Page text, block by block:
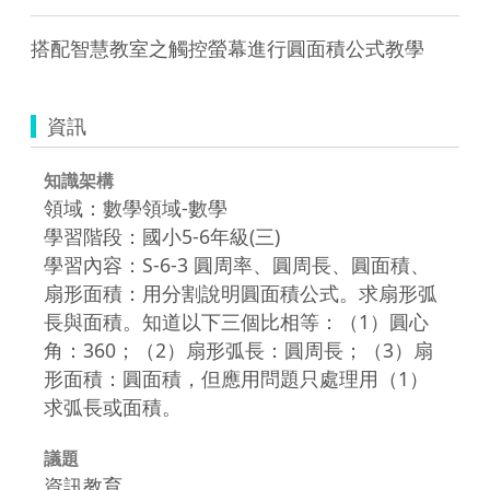
搭配智慧教室之觸控螢幕進行圓面積公式教學
資訊
知識架構
領域：數學領域-數學
學習階段：國小5-6年級(三)
學習內容：S-6-3 圓周率、圓周長、圓面積、
扇形面積：用分割說明圓面積公式。求扇形弧
長與面積。知道以下三個比相等：（1）圓心
角：360；（2）扇形弧長：圓周長；（3）扇
形面積：圓面積，但應用問題只處理用（1）
求弧長或面積。
議題